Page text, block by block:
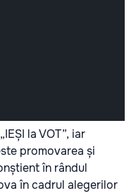
la VOT”, iar
promovarea și
în rândul
în cadrul alegerilor